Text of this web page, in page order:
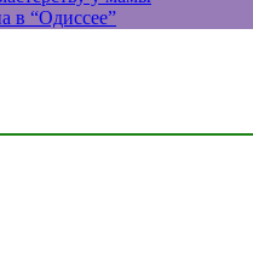
в “Одиссее”